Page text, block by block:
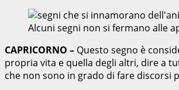
Alcuni segni non si fermano alle
CAPRICORNO – Questo segno è
propria vita e quella degli altri, dire a
che non sono in grado di fare